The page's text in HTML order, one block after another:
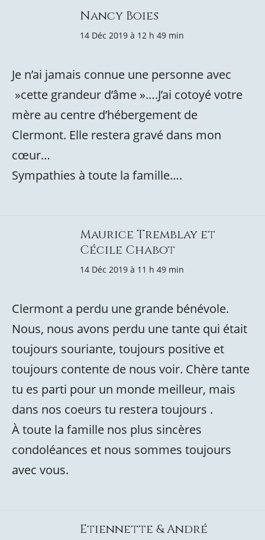
Nancy Boies
14 Déc 2019 à 12 h 49 min
Je n’ai jamais connue une personne avec
»cette grandeur d’âme »….J’ai cotoyé votre
mère au centre d’hébergement de
Clermont. Elle restera gravé dans mon
cœur…
Sympathies à toute la famille….
Maurice Tremblay et
Cécile Chabot
14 Déc 2019 à 11 h 49 min
Clermont a perdu une grande bénévole.
Nous, nous avons perdu une tante qui était
toujours souriante, toujours positive et
toujours contente de nous voir. Chère tante
tu es parti pour un monde meilleur, mais
dans nos coeurs tu restera toujours .
À toute la famille nos plus sincères
condoléances et nous sommes toujours
avec vous.
Etiennette & André